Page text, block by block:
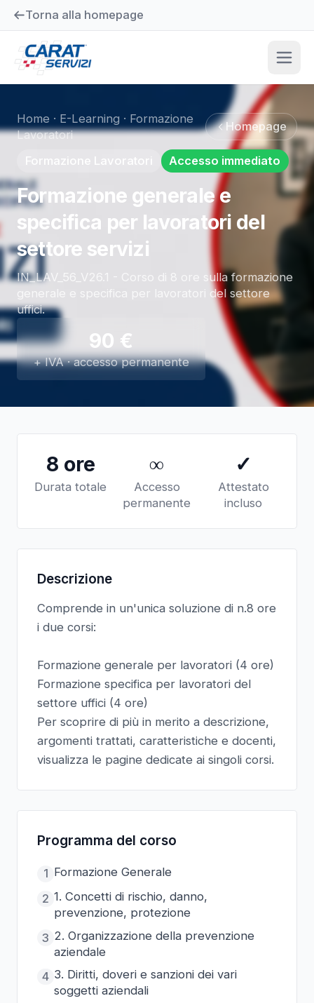
Torna alla homepage
Home · E-Learning · Formazione
Lavoratori
Homepage
Formazione Lavoratori Accesso immediato
Formazione generale e
specifica per lavoratori del
settore servizi
IN_LAV_56_V26.1 - Corso di 8 ore sulla formazione
generale e specifica per lavoratori del settore
uffici.
90 €
+ IVA · accesso permanente
8 ore
Durata totale
∞
Accesso
permanente
✓
Attestato
incluso
Descrizione
Comprende in un'unica soluzione di n.8 ore
i due corsi:
Formazione generale per lavoratori (4 ore)
Formazione specifica per lavoratori del
settore uffici (4 ore)
Per scoprire di più in merito a descrizione,
argomenti trattati, caratteristiche e docenti,
visualizza le pagine dedicate ai singoli corsi.
Programma del corso
1 Formazione Generale
2 1. Concetti di rischio, danno,
prevenzione, protezione
3 2. Organizzazione della prevenzione
aziendale
4 3. Diritti, doveri e sanzioni dei vari
soggetti aziendali